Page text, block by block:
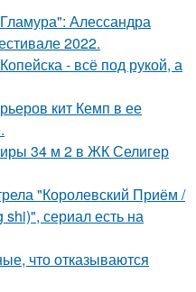
Алессандра
2022.
- всё под рукой, а
кит Кемп в ее
34 м 2 в ЖК Селигер
"Королевский Приём /
сериал есть на
что отказываются